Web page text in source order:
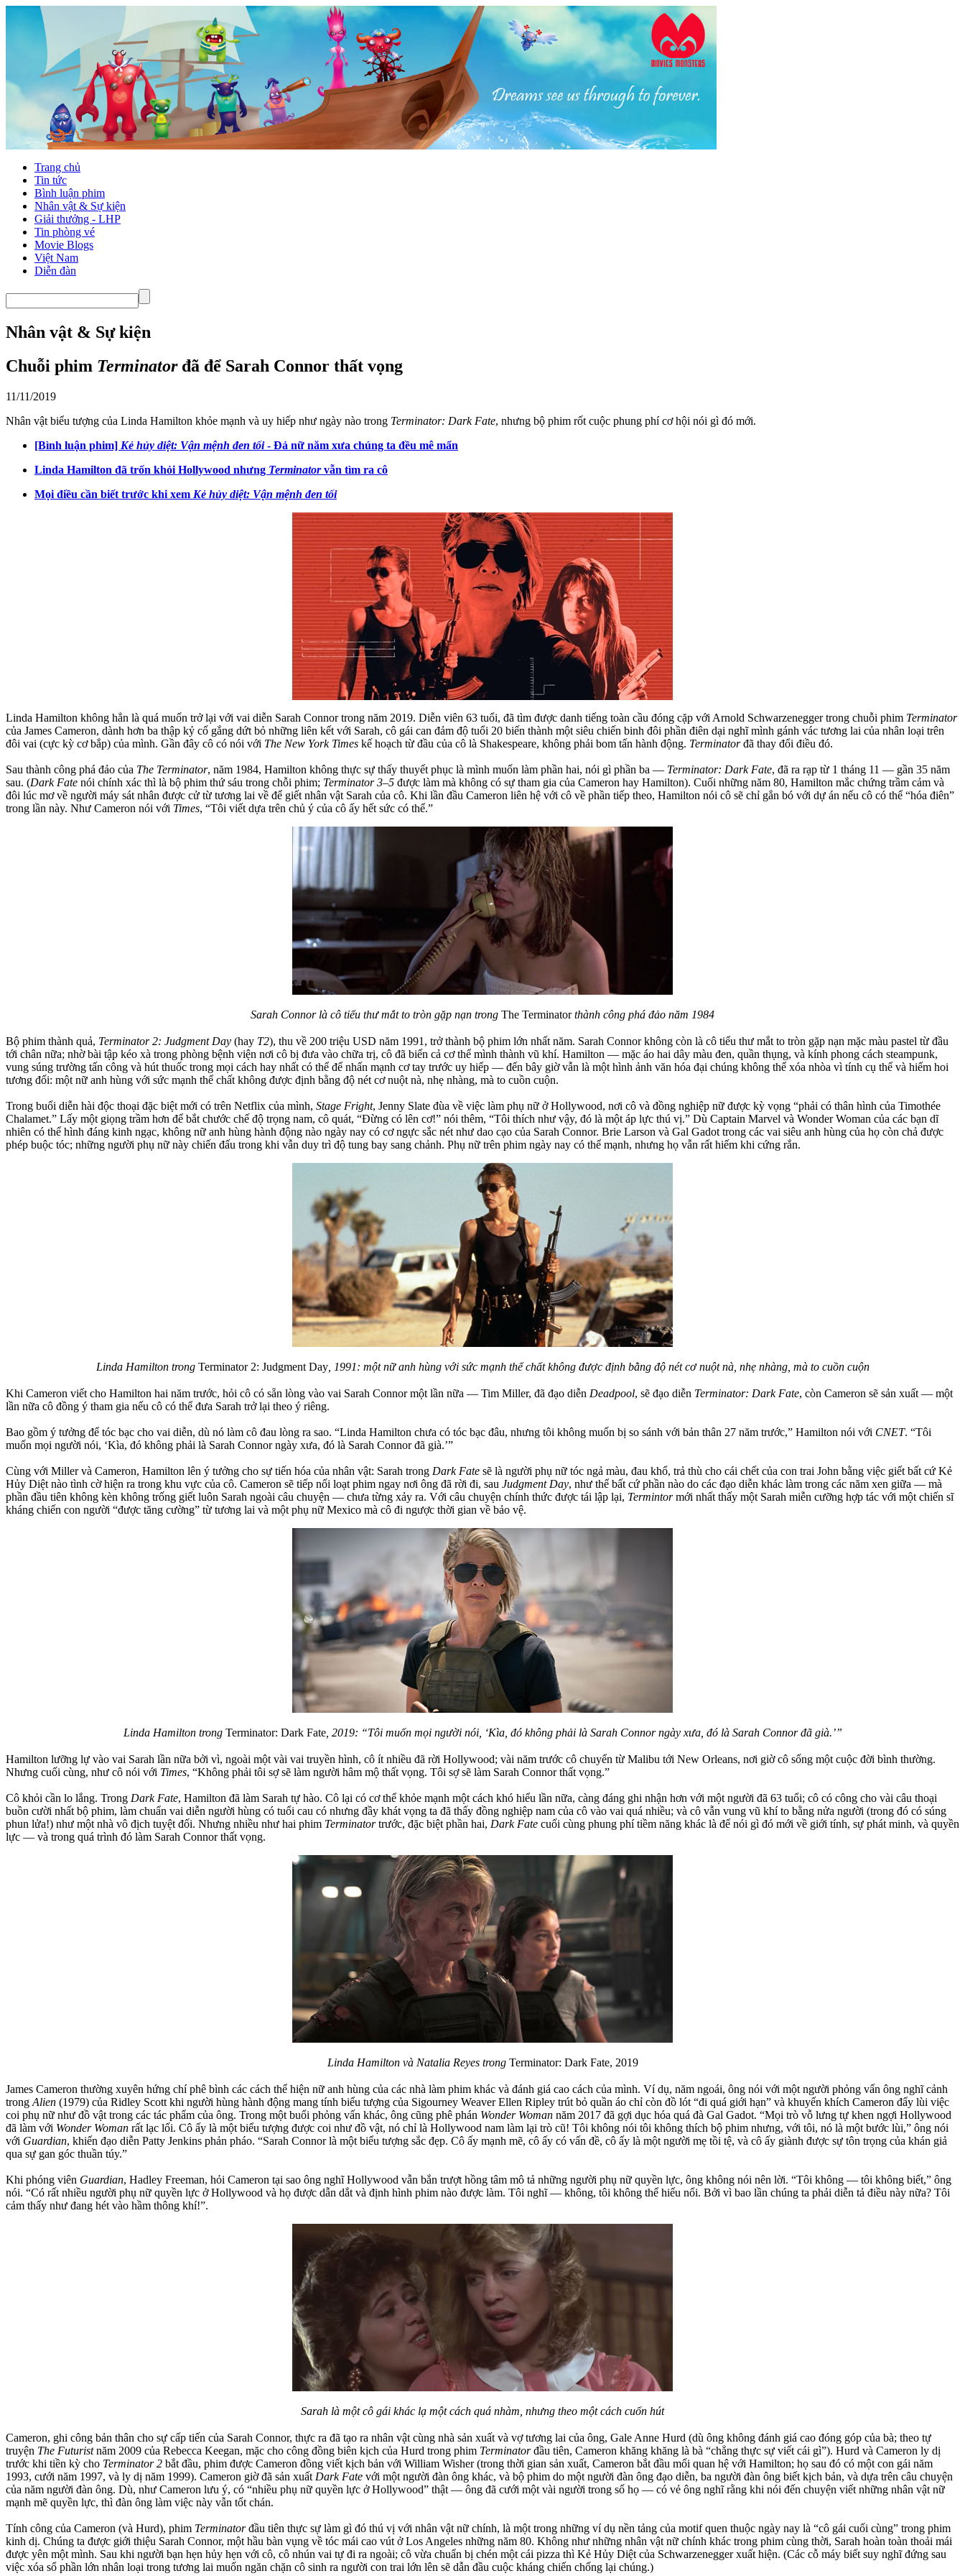
Trang chủ
Tin tức
Bình luận phim
Nhân vật & Sự kiện
Giải thưởng - LHP
Tin phòng vé
Movie Blogs
Việt Nam
Diễn đàn
Nhân vật & Sự kiện
Chuỗi phim Terminatorđã để Sarah Connor thất vọng
11/11/2019
Nhân vật biểu tượng của Linda Hamilton khỏe mạnh và uy hiếp như ngày nào trong Terminator: Dark Fate, nhưng bộ phim rốt cuộc phung phí cơ hội nói gì đó mới.
[Bình luận phim] Kẻ hủy diệt: Vận mệnh đen tối- Đả nữ năm xưa chúng ta đều mê mẩn
Linda Hamilton đã trốn khỏi Hollywood nhưng Terminatorvẫn tìm ra cô
Mọi điều cần biết trước khi xem Kẻ hủy diệt: Vận mệnh đen tối
Linda Hamilton không hẳn là quá muốn trở lại với vai diễn Sarah Connor trong năm 2019. Diễn viên 63 tuổi, đã tìm được danh tiếng toàn cầu đóng cặp với Arnold Schwarzenegger trong chuỗi phim Terminator
của James Cameron, dành hơn ba thập kỷ cố gắng dứt bỏ những liên kết với Sarah, cô gái can đảm độ tuổi 20 biến thành một siêu chiến binh đôi phần điên dại nghĩ mình gánh vác tương lai của nhân loại trên
đôi vai (cực kỳ cơ bắp) của mình. Gần đây cô có nói với The New York Times kế hoạch từ đầu của cô là Shakespeare, không phải bom tấn hành động. Terminatorđã thay đổi điều đó.
Sau thành công phá đảo của The Terminator, năm 1984, Hamilton không thực sự thấy thuyết phục là mình muốn làm phần hai, nói gì phần ba — Terminator: Dark Fate, đã ra rạp từ 1 tháng 11 — gần 35 năm
sau. (Dark Fate nói chính xác thì là bộ phim thứ sáu trong chỗi phim; Terminator 3–5 được làm mà không có sự tham gia của Cameron hay Hamilton). Cuối những năm 80, Hamilton mắc chứng trầm cảm và
đôi lúc mơ về người máy sát nhân được cử từ tương lai về để giết nhân vật Sarah của cô. Khi lần đầu Cameron liên hệ với cô về phần tiếp theo, Hamilton nói cô sẽ chỉ gắn bó với dự án nếu cô có thể “hóa điên”
trong lần này. Như Cameron nói với Times, “Tôi viết dựa trên chủ ý của cô ấy hết sức có thể.”
Sarah Connor là cô tiểu thư mắt to tròn gặp nạn trong The Terminatorthành công phá đảo năm 1984
Bộ phim thành quả, Terminator 2: Judgment Day (hay T2), thu về 200 triệu USD năm 1991, trở thành bộ phim lớn nhất năm. Sarah Connor không còn là cô tiểu thư mắt to tròn gặp nạn mặc màu pastel từ đầu
tới chân nữa; nhờ bài tập kéo xà trong phòng bệnh viện nơi cô bị đưa vào chữa trị, cô đã biến cả cơ thể mình thành vũ khí. Hamilton — mặc áo hai dây màu đen, quần thụng, và kính phong cách steampunk,
vung súng trường tấn công và hút thuốc trong mọi cách hay nhất có thể để nhấn mạnh cơ tay trước uy hiếp — đến bây giờ vẫn là một hình ảnh văn hóa đại chúng không thể xóa nhòa vì tính cụ thể và hiếm hoi
tương đối: một nữ anh hùng với sức mạnh thể chất không được định bằng độ nét cơ nuột nà, nhẹ nhàng, mà to cuồn cuộn.
Trong buổi diễn hài độc thoại đặc biệt mới có trên Netflix của mình, Stage Fright, Jenny Slate đùa về việc làm phụ nữ ở Hollywood, nơi cô và đồng nghiệp nữ được kỳ vọng “phải có thân hình của Timothée
Chalamet.” Lấy một giọng trầm hơn để bắt chước chế độ trọng nam, cô quát, “Đừng có lên cơ!” nói thêm, “Tôi thích như vậy, đó là một áp lực thú vị.” Dù Captain Marvel và Wonder Woman của các bạn dĩ
nhiên có thể hình đáng kinh ngạc, không nữ anh hùng hành động nào ngày nay có cơ ngực sắc nét như dao cạo của Sarah Connor. Brie Larson và Gal Gadot trong các vai siêu anh hùng của họ còn chả được
phép buộc tóc; những người phụ nữ này chiến đấu trong khi vẫn duy trì độ tung bay sang chảnh. Phụ nữ trên phim ngày nay có thể mạnh, nhưng họ vẫn rất hiếm khi cứng rắn.
Linda Hamilton trongTerminator 2: Judgment Day, 1991: một nữ anh hùng với sức mạnh thể chất không được định bằng độ nét cơ nuột nà, nhẹ nhàng, mà to cuồn cuộn
Khi Cameron viết cho Hamilton hai năm trước, hỏi cô có sẵn lòng vào vai Sarah Connor một lần nữa — Tim Miller, đã đạo diễn Deadpool, sẽ đạo diễn Terminator: Dark Fate, còn Cameron sẽ sản xuất — một
lần nữa cô đồng ý tham gia nếu cô có thể đưa Sarah trở lại theo ý riêng.
Bao gồm ý tưởng để tóc bạc cho vai diễn, dù nó làm cô đau lòng ra sao. “Linda Hamilton chưa có tóc bạc đâu, nhưng tôi không muốn bị so sánh với bản thân 27 năm trước,” Hamilton nói với CNET. “Tôi
muốn mọi người nói, ‘Kìa, đó không phải là Sarah Connor ngày xưa, đó là Sarah Connor đã già.’”
Cùng với Miller và Cameron, Hamilton lên ý tưởng cho sự tiến hóa của nhân vật: Sarah trong Dark Fate sẽ là người phụ nữ tóc ngả màu, đau khổ, trả thù cho cái chết của con trai John bằng việc giết bất cứ Kẻ
Hủy Diệt nào tình cờ hiện ra trong khu vực của cô. Cameron sẽ tiếp nối loạt phim ngay nơi ông đã rời đi, sau Judgment Day, như thể bất cứ phần nào do các đạo diễn khác làm trong các năm xen giữa — mà
phần đầu tiên không kèn không trống giết luôn Sarah ngoài câu chuyện — chưa từng xảy ra. Với câu chuyện chính thức được tái lập lại, Termintormới nhất thấy một Sarah miễn cưỡng hợp tác với một chiến sĩ
kháng chiến con người “được tăng cường” từ tương lai và một phụ nữ Mexico mà cô đi ngược thời gian về bảo vệ.
Linda Hamilton trongTerminator: Dark Fate, 2019: “Tôi muốn mọi người nói, ‘Kìa, đó không phải là Sarah Connor ngày xưa, đó là Sarah Connor đã già.’”
Hamilton lưỡng lự vào vai Sarah lần nữa bởi vì, ngoài một vài vai truyền hình, cô ít nhiều đã rời Hollywood; vài năm trước cô chuyển từ Malibu tới New Orleans, nơi giờ cô sống một cuộc đời bình thường.
Nhưng cuối cùng, như cô nói với Times, “Không phải tôi sợ sẽ làm người hâm mộ thất vọng. Tôi sợ sẽ làm Sarah Connor thất vọng.”
Cô khỏi cần lo lắng. Trong Dark Fate, Hamilton đã làm Sarah tự hào. Cô lại có cơ thể khỏe mạnh một cách khó hiểu lần nữa, càng đáng ghi nhận hơn với một người đã 63 tuổi; cô có công cho vài câu thoại
buồn cười nhất bộ phim, làm chuẩn vai diễn người hùng có tuổi cau có nhưng đầy khát vọng ta đã thấy đồng nghiệp nam của cô vào vai quá nhiều; và cô vẫn vung vũ khí to bằng nửa người (trong đó có súng
phun lửa!) như một nhà vô địch tuyệt đối. Nhưng nhiều như hai phim Terminatortrước, đặc biệt phần hai, Dark Fate cuối cùng phung phí tiềm năng khác là để nói gì đó mới về giới tính, sự phát minh, và quyền
lực — và trong quá trình đó làm Sarah Connor thất vọng.
Linda Hamilton và Natalia Reyes trong Terminator: Dark Fate, 2019
James Cameron thường xuyên hứng chí phê bình các cách thể hiện nữ anh hùng của các nhà làm phim khác và đánh giá cao cách của mình. Ví dụ, năm ngoái, ông nói với một người phỏng vấn ông nghĩ cảnh
trong Alien (1979) của Ridley Scott khi người hùng hành động mang tính biểu tượng của Sigourney Weaver Ellen Ripley trút bỏ quần áo chỉ còn đồ lót “đi quá giới hạn” và khuyến khích Cameron đẩy lùi việc
coi phụ nữ như đồ vật trong các tác phẩm của ông. Trong một buổi phỏng vấn khác, ông cũng phê phán Wonder Woman năm 2017 đã gợi dục hóa quá đà Gal Gadot. “Mọi trò vỗ lưng tự khen ngợi Hollywood
đã làm với Wonder Woman rất lạc lối. Cô ấy là một biểu tượng được coi như đồ vật, nó chỉ là Hollywood nam làm lại trò cũ! Tôi không nói tôi không thích bộ phim nhưng, với tôi, nó là một bước lùi,” ông nói
với Guardian, khiến đạo diễn Patty Jenkins phản pháo. “Sarah Connor là một biểu tượng sắc đẹp. Cô ấy mạnh mẽ, cô ấy có vấn đề, cô ấy là một người mẹ tồi tệ, và cô ấy giành được sự tôn trọng của khán giả
qua sự gan góc thuần túy.”
Khi phóng viên Guardian, Hadley Freeman, hỏi Cameron tại sao ông nghĩ Hollywood vẫn bắn trượt hồng tâm mô tả những người phụ nữ quyền lực, ông không nói nên lời. “Tôi không — tôi không biết,” ông
nói. “Có rất nhiều người phụ nữ quyền lực ở Hollywood và họ được dẫn dắt và định hình phim nào được làm. Tôi nghĩ — không, tôi không thể hiểu nổi. Bởi vì bao lần chúng ta phải diễn tả điều này nữa? Tôi
cảm thấy như đang hét vào hầm thông khí!”.
Sarah là một cô gái khác lạ một cách quá nhàm, nhưng theo một cách cuốn hút
Cameron, ghi công bản thân cho sự cấp tiến của Sarah Connor, thực ra đã tạo ra nhân vật cùng nhà sản xuất và vợ tương lai của ông, Gale Anne Hurd (dù ông không đánh giá cao đóng góp của bà; theo tự
truyện The Futuristnăm 2009 của Rebecca Keegan, mặc cho công đồng biên kịch của Hurd trong phim Terminatorđầu tiên, Cameron khăng khăng là bà “chẳng thực sự viết cái gì”). Hurd và Cameron ly dị
trước khi tiền kỳ cho Terminator 2 bắt đầu, phim được Cameron đồng viết kịch bản với William Wisher (trong thời gian sản xuất, Cameron bắt đầu mối quan hệ với Hamilton; họ sau đó có một con gái năm
1993, cưới năm 1997, và ly dị năm 1999). Cameron giờ đã sản xuất Dark Fate với một người đàn ông khác, và bộ phim do một người đàn ông đạo diễn, ba người đàn ông biết kịch bản, và dựa trên câu chuyện
của năm người đàn ông. Dù, như Cameron lưu ý, có “nhiều phụ nữ quyền lực ở Hollywood” thật — ông đã cưới một vài người trong số họ — có vẻ ông nghĩ rằng khi nói đến chuyện viết những nhân vật nữ
mạnh mẽ quyền lực, thì đàn ông làm việc này vẫn tốt chán.
Tính công của Cameron (và Hurd), phim Terminatorđầu tiên thực sự làm gì đó thú vị với nhân vật nữ chính, là một trong những ví dụ nền tảng của motif quen thuộc ngày nay là “cô gái cuối cùng” trong phim
kinh dị. Chúng ta được giới thiệu Sarah Connor, một hầu bàn vụng về tóc mái cao vút ở Los Angeles những năm 80. Không như những nhân vật nữ chính khác trong phim cùng thời, Sarah hoàn toàn thoải mái
được yên một mình. Sau khi người bạn hẹn hủy hẹn với cô, cô nhún vai tự đi ra ngoài; cô vừa chuẩn bị chén một cái pizza thì Kẻ Hủy Diệt của Schwarzenegger xuất hiện. (Các cỗ máy biết suy nghĩ đứng sau
việc xóa sổ phần lớn nhân loại trong tương lai muốn ngăn chặn cô sinh ra người con trai lớn lên sẽ dẫn đầu cuộc kháng chiến chống lại chúng.)